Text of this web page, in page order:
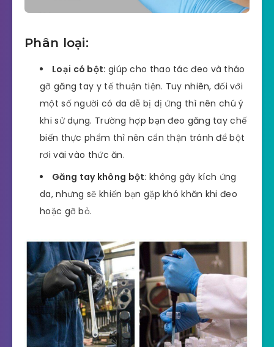
Phân loại:
Loại có bột: giúp cho thao tác đeo và tháo
gỡ găng tay y tế thuận tiện. Tuy nhiên, đối với
một số người có da dễ bị dị ứng thì nên chú ý
khi sử dụng. Trường hợp bạn đeo găng tay chế
biến thực phẩm thì nên cẩn thận tránh để bột
rơi vãi vào thức ăn.
Găng tay không bột: không gây kích ứng
da, nhưng sẽ khiến bạn gặp khó khăn khi đeo
hoặc gỡ bỏ.